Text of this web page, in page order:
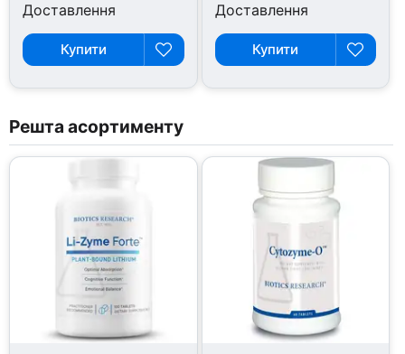
Доставлення
Купити
Доставлення
Купити
Решта асортименту